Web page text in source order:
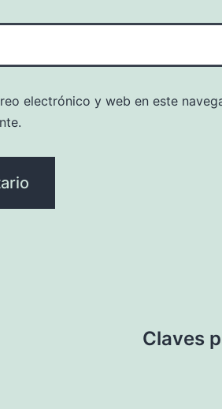
electrónico y web en este
Claves